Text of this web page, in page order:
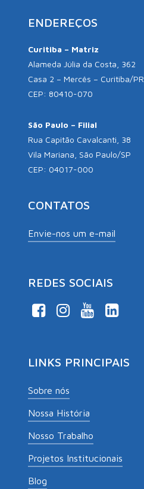
ENDEREÇOS
Curitiba – Matriz
Alameda Júlia da Costa, 362
Casa 2 – Mercês – Curitiba/PR
CEP: 80410-070
São Paulo – Filial
Rua Capitão Cavalcanti, 38
Vila Mariana, São Paulo/SP
CEP: 04017-000
CONTATOS
Envie-nos um e-mail
REDES SOCIAIS
LINKS PRINCIPAIS
Sobre nós
Nossa História
Nosso Trabalho
Projetos Institucionais
Blog